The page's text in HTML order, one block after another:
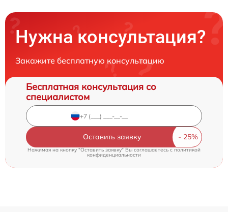
Нужна консультация?
Закажите бесплатную консультацию
Бесплатная консультация со
специалистом
Оставить заявку
Нажимая на кнопку "Оставить заявку" Вы соглашаетесь c политикой
конфиденциальности